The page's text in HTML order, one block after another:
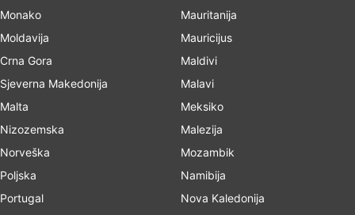
Monako
Moldavija
Crna Gora
Sjeverna Makedonija
Malta
Nizozemska
Norveška
Poljska
Portugal
Mauritanija
Mauricijus
Maldivi
Malavi
Meksiko
Malezija
Mozambik
Namibija
Nova Kaledonija